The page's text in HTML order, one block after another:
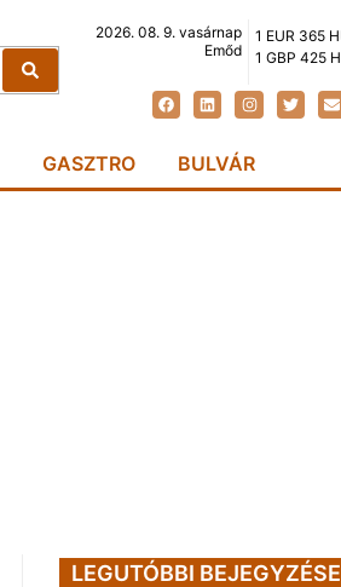
2026. 08. 9. vasárnap
Emőd
1 EUR 365
1 GBP 425
GASZTRO BULVÁR
LEGUTÓBBI